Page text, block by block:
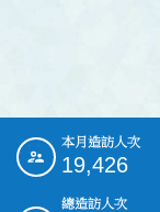
::: 本月造訪人次
19,426
總造訪人次